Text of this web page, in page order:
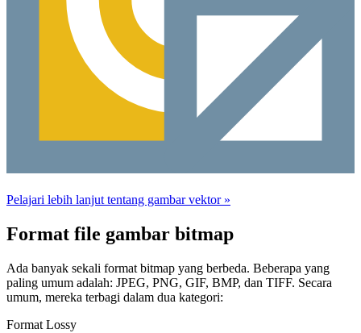
Pelajari lebih lanjut tentang gambar vektor »
Format file gambar bitmap
Ada banyak sekali format bitmap yang berbeda. Beberapa yang
paling umum adalah: JPEG, PNG, GIF, BMP, dan TIFF. Secara
umum, mereka terbagi dalam dua kategori:
Format Lossy